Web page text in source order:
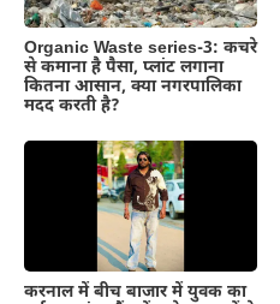
Organic Waste series-3: कचरे
से कमाना है पैसा, प्लांट लगाना
कितना आसान, क्या नगरपालिका
मदद करती है?
करनाल में बीच बाजार में युवक का